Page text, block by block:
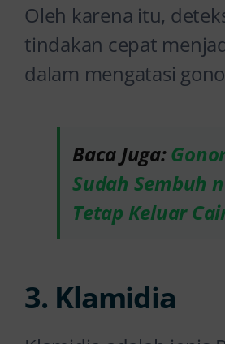
Oleh karena itu,
tindakan cepat
dalam mengatasi
Baca Juga:
Sudah Sembuh
Tetap Keluar
3. Klamidia